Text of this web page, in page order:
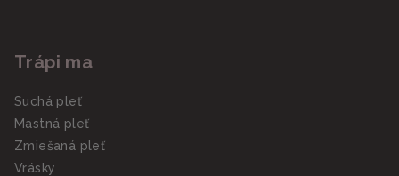
Trápi ma
Suchá pleť
Mastná pleť
Zmiešaná pleť
Vrásky